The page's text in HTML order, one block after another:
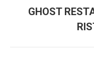
GHOST